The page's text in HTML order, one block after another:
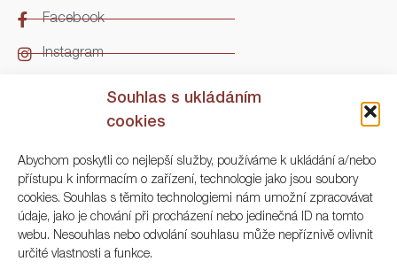
Souhlas s ukládáním
cookies
Abychom poskytli co nejlepší služby, používáme k ukládání a/nebo
přístupu k informacím o zařízení, technologie jako jsou soubory
cookies. Souhlas s těmito technologiemi nám umožní zpracovávat
údaje, jako je chování při procházení nebo jedinečná ID na tomto
webu. Nesouhlas nebo odvolání souhlasu může nepříznivě ovlivnit
určité vlastnosti a funkce.
Facebook
Instagram
Kontakt
ARGO Numismatika
Korunní 83, Praha 3
+420 222 561 343